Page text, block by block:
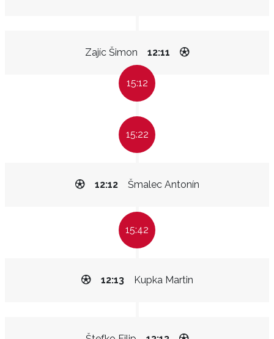
Zajíc Šimon 12:11
15:12
15:22
Šmalec Antonín
12:12
15:42
Kupka Martin
12:13